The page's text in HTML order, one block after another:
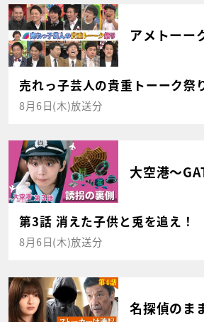
アメトーー
売れっ子芸人の貴重トーーク祭
8月6日(木)放送分
大空港～
第3話 消えた子供と兎を追え！
8月6日(木)放送分
名探偵のま